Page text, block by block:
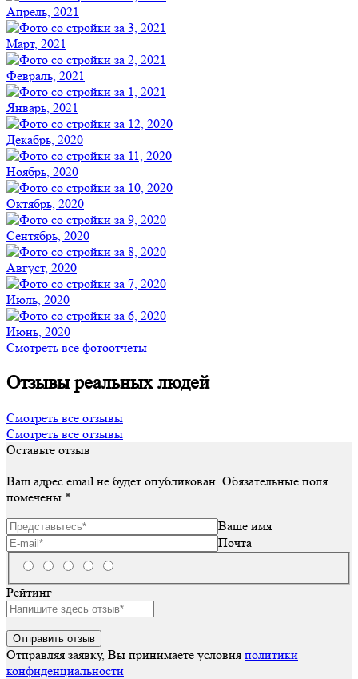
Апрель, 2021
Март, 2021
Февраль, 2021
Январь, 2021
Декабрь, 2020
Ноябрь, 2020
Октябрь, 2020
Сентябрь, 2020
Август, 2020
Июль, 2020
Июнь, 2020
Смотреть все фотоотчеты
Отзывы реальных людей
Смотреть все отзывы
Смотреть все отзывы
Оставьте отзыв
Ваш адрес email не будет опубликован. Обязательные поля
помечены *
Ваше имя
Почта
Рейтинг
Отправляя заявку, Вы принимаете условия политики
конфиденциальности